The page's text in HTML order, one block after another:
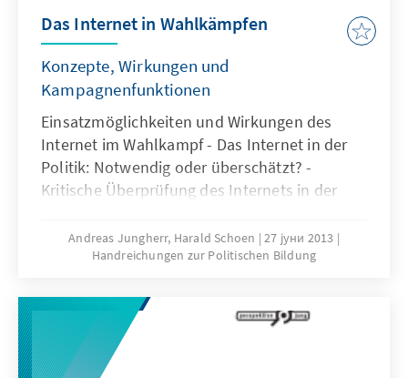
„Ordnungspolitische Bildung”
auseinanderzusetzen, Lust machen, sich des
Themas anzunehmen und Anregungen vor
allem für die Umsetzung im Online-Modus zu
geben.
Das Internet in Wahlkämpfen
Konzepte, Wirkungen und
Kampagnenfunktionen
Einsatzmöglichkeiten und Wirkungen des
Internet im Wahlkampf - Das Internet in der
Politik: Notwendig oder überschätzt? -
Kritische Überprüfung des Internets in der
Andreas Jungherr, Harald Schoen
27 јуни 2013
Handreichungen zur Politischen Bildung